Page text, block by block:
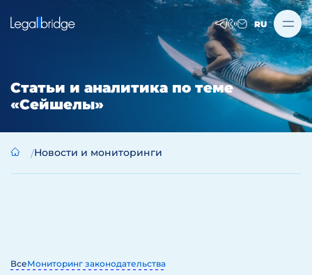
RU
Статьи и аналитика по теме
«Сейшелы»
Новости и мониторинги
ВсеМониторинг законодательства